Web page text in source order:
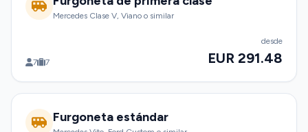
Mercedes Clase V, Viano o similar
7 7
desde
EUR 291.48
Furgoneta estándar